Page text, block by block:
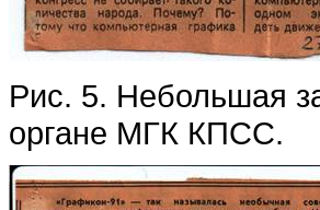
Рис. 5. Небольшая
органе МГК КПСС.